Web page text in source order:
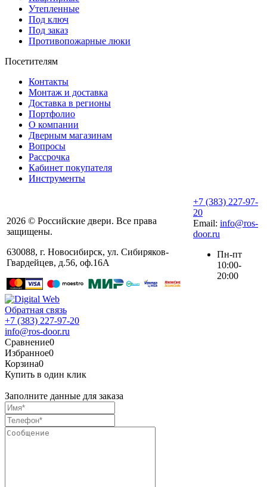
Утепленные
Под ключ
Под заказ
Противопожарные люки
Посетителям
Контакты
Монтаж и доставка
Доставка в регионы
Портфолио
О компании
Дверным магазинам
Вопросы
Рассрочка
Кабинет покупателя
Инструменты
2026 © Российские двери. Все права
защищены.
630088, г. Новосибирск, ул. ​Сибиряков-
Гвардейцев, д.56​, оф.16А
+7 (383) 227-97-
20
Email: info@ros-
door.ru
Пн-пт
10:00-
20:00
Обратная связь
+7 (383) 227-97-20
info@ros-door.ru
Сравнение0
Избранное0
Корзина0
Купить в один клик
Заполните данные для заказа